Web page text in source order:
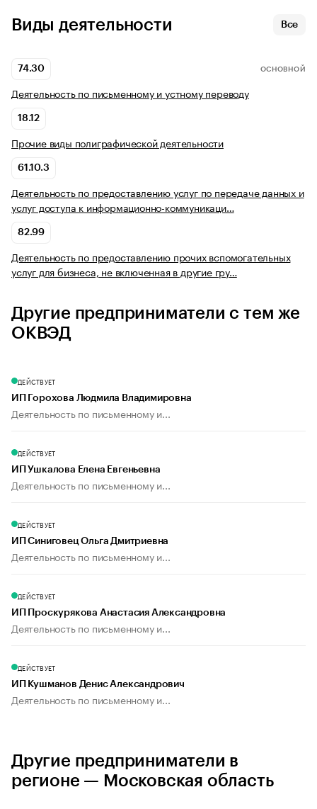
Виды деятельности Все
74.30 ОСНОВНОЙ
Деятельность по письменному и устному переводу
18.12
Прочие виды полиграфической деятельности
61.10.3
Деятельность по предоставлению услуг по передаче данных и
услуг доступа к информационно-коммуникаци…
82.99
Деятельность по предоставлению прочих вспомогательных
услуг для бизнеса, не включенная в другие гру…
Другие предприниматели с тем же
ОКВЭД
ДЕЙСТВУЕТ
ИП Горохова Людмила Владимировна
Деятельность по письменному и...
ДЕЙСТВУЕТ
ИП Ушкалова Елена Евгеньевна
Деятельность по письменному и...
ДЕЙСТВУЕТ
ИП Синиговец Ольга Дмитриевна
Деятельность по письменному и...
ДЕЙСТВУЕТ
ИП Проскурякова Анастасия Александровна
Деятельность по письменному и...
ДЕЙСТВУЕТ
ИП Кушманов Денис Александрович
Деятельность по письменному и...
Другие предприниматели в
регионе — Московская область